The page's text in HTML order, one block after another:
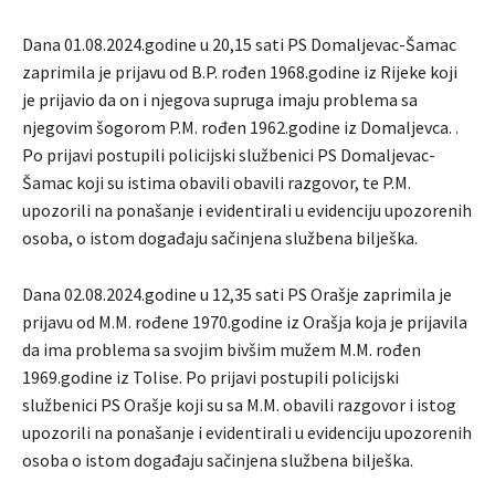
Dana 01.08.2024.godine u 20,15 sati PS Domaljevac-Šamac
zaprimila je prijavu od B.P. rođen 1968.godine iz Rijeke koji
je prijavio da on i njegova supruga imaju problema sa
njegovim šogorom P.M. rođen 1962.godine iz Domaljevca. .
Po prijavi postupili policijski službenici PS Domaljevac-
Šamac koji su istima obavili obavili razgovor, te P.M.
upozorili na ponašanje i evidentirali u evidenciju upozorenih
osoba, o istom događaju sačinjena službena bilješka.
Dana 02.08.2024.godine u 12,35 sati PS Orašje zaprimila je
prijavu od M.M. rođene 1970.godine iz Orašja koja je prijavila
da ima problema sa svojim bivšim mužem M.M. rođen
1969.godine iz Tolise. Po prijavi postupili policijski
službenici PS Orašje koji su sa M.M. obavili razgovor i istog
upozorili na ponašanje i evidentirali u evidenciju upozorenih
osoba o istom događaju sačinjena službena bilješka.